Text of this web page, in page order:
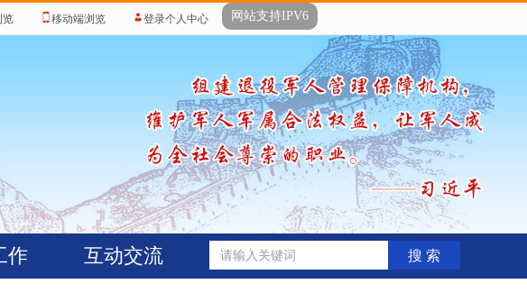
览 移动端浏览 登录个人中心 网站支持IPV6
作 互动交流 搜 索